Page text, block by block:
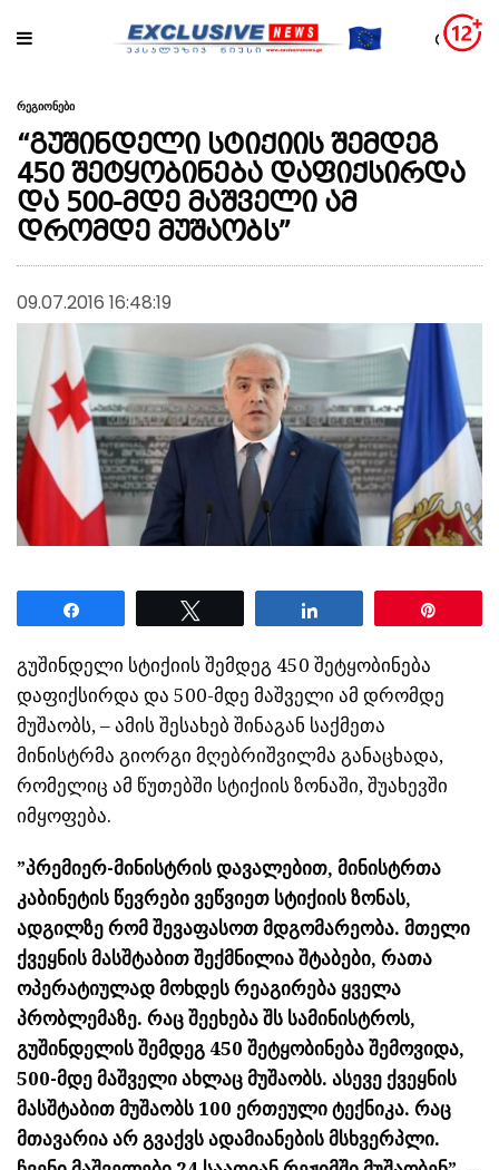
რეგიონები
“გუშინდელი სტიქიის შემდეგ
450 შეტყობინება დაფიქსირდა
და 500-მდე მაშველი ამ
დრომდე მუშაობს”
09.07.2016 16:48:19
გუშინდელი სტიქიის შემდეგ 450 შეტყობინება
დაფიქსირდა და 500-მდე მაშველი ამ დრომდე
მუშაობს, – ამის შესახებ შინაგან საქმეთა
მინისტრმა გიორგი მღებრიშვილმა განაცხადა,
რომელიც ამ წუთებში სტიქიის ზონაში, შუახევში
იმყოფება.
”პრემიერ-მინისტრის დავალებით, მინისტრთა
კაბინეტის წევრები ვეწვიეთ სტიქიის ზონას,
ადგილზე რომ შევაფასოთ მდგომარეობა. მთელი
ქვეყნის მასშტაბით შექმნილია შტაბები, რათა
ოპერატიულად მოხდეს რეაგირება ყველა
პრობლემაზე. რაც შეეხება შს სამინისტროს,
გუშინდელის შემდეგ 450 შეტყობინება შემოვიდა,
500-მდე მაშველი ახლაც მუშაობს. ასევე ქვეყნის
მასშტაბით მუშაობს 100 ერთეული ტექნიკა. რაც
მთავარია არ გვაქვს ადამიანების მსხვერპლი.